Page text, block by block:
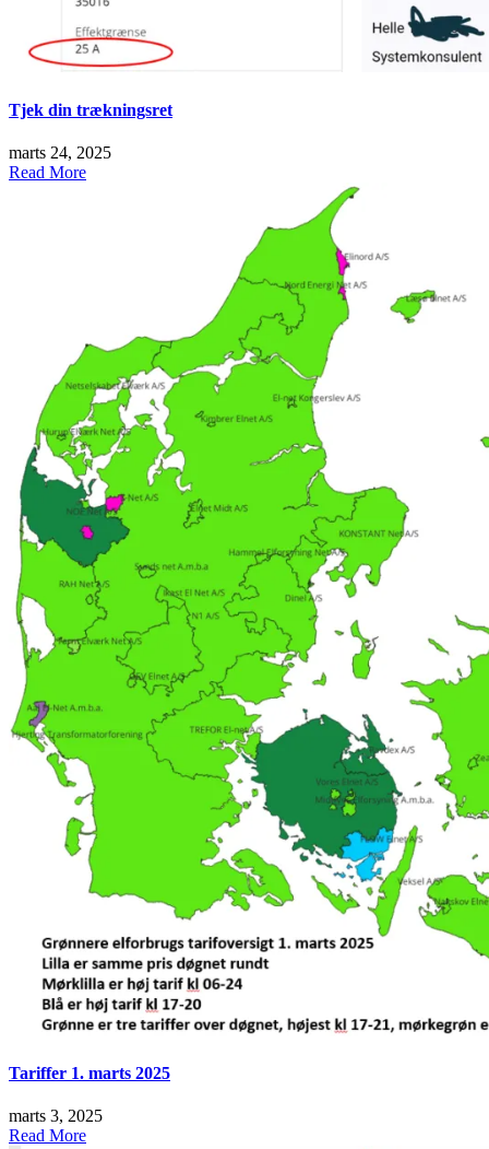
Tjek din trækningsret
marts 24, 2025
Read More
Tariffer 1. marts 2025
marts 3, 2025
Read More